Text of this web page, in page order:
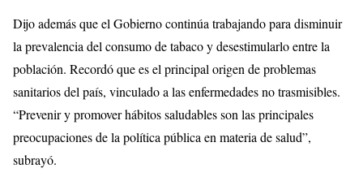
Dijo además que el Gobierno continúa trabajando para disminuir
la prevalencia del consumo de tabaco y desestimularlo entre la
población. Recordó que es el principal origen de problemas
sanitarios del país, vinculado a las enfermedades no trasmisibles.
“Prevenir y promover hábitos saludables son las principales
preocupaciones de la política pública en materia de salud”,
subrayó.